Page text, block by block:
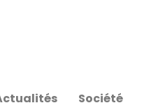
Société